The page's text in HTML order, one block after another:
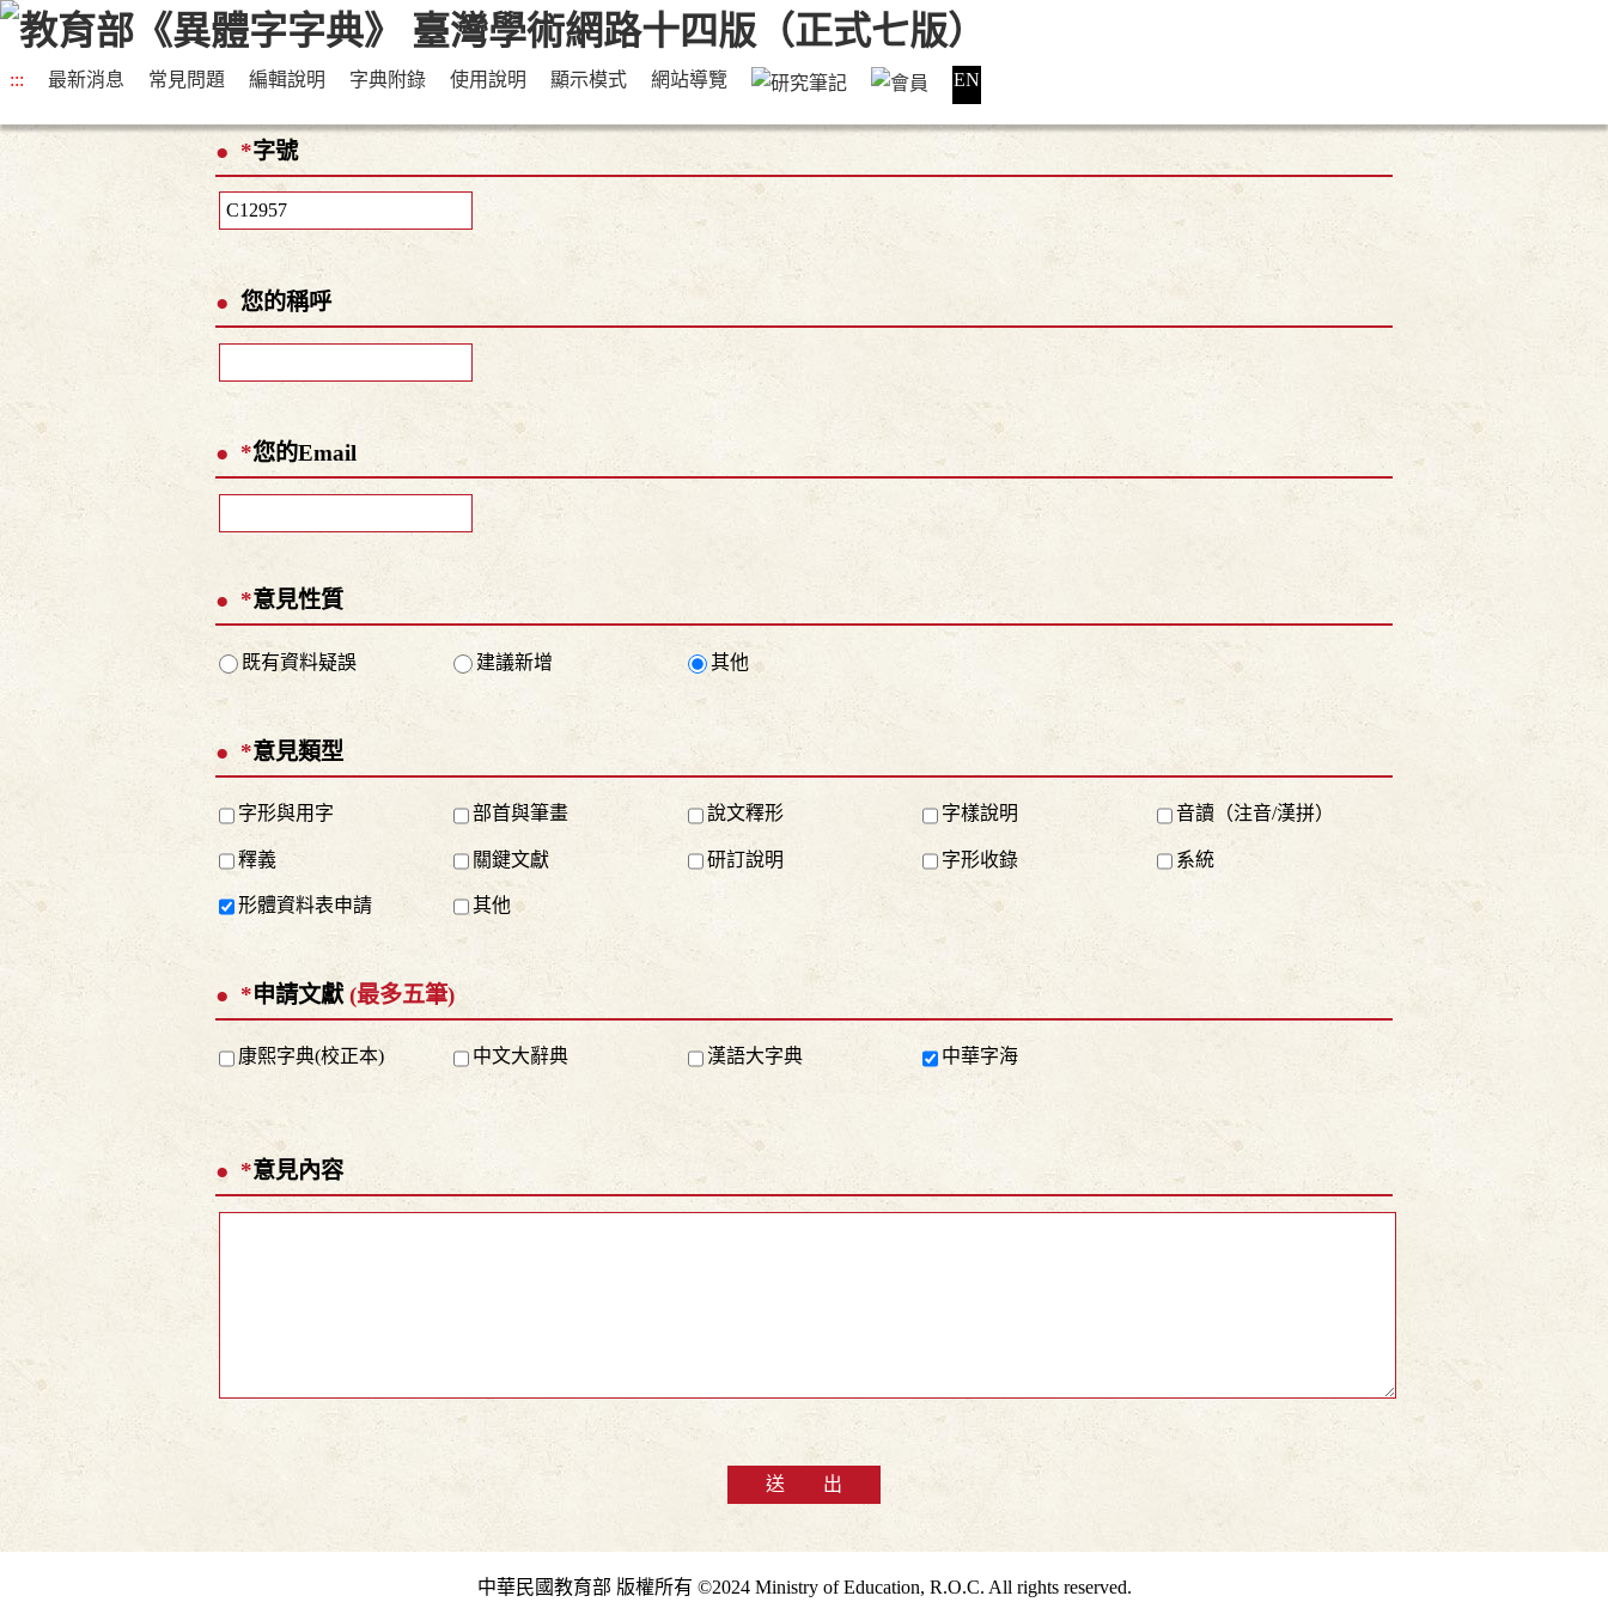
::: 最新消息 常見問題 編輯說明 字典附錄 使用說明 顯示模式 網站導覽 EN
*字號
您的稱呼
*您的Email
*意見性質
既有資料疑誤 建議新增 其他
*意見類型
字形與用字 部首與筆畫 說文釋形 字樣說明 音讀（注音/漢拼）
釋義 關鍵文獻 研訂說明 字形收錄 系統
形體資料表申請 其他
*申請文獻(最多五筆)
康熙字典(校正本) 中文大辭典 漢語大字典 中華字海
*意見內容
送 出
中華民國教育部 版權所有 ©2024 Ministry of Education, R.O.C. All rights reserved.